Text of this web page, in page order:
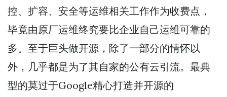
控、扩容、安全等运维相关工作作为收费点，
毕竟由原厂运维终究要比企业自己运维可靠的
多。至于巨头做开源，除了一部分的情怀以
外，几乎都是为了其自家的公有云引流。最典
型的莫过于Google精心打造并开源的